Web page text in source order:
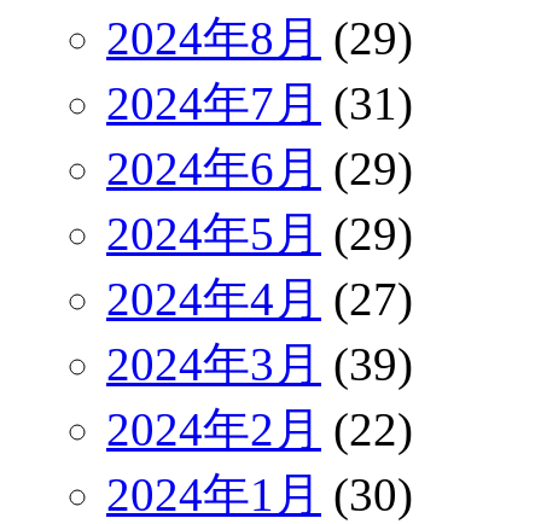
2024年8月 (29)
2024年7月 (31)
2024年6月 (29)
2024年5月 (29)
2024年4月 (27)
2024年3月 (39)
2024年2月 (22)
2024年1月 (30)